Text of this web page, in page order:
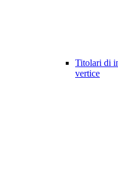
Titolari di
vertice